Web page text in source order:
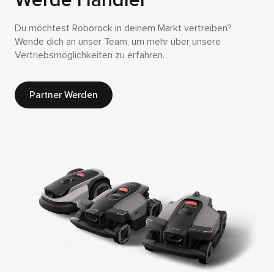
Du möchtest Roborock in deinem Markt vertreiben?
Wende dich an unser Team, um mehr über unsere
Vertriebsmöglichkeiten zu erfahren.
Partner Werden